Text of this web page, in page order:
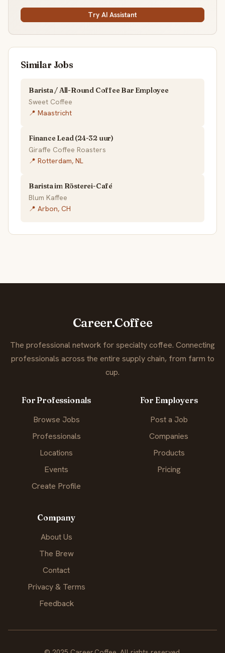
Try AI Assistant
Similar Jobs
Barista / All-Round Coffee Bar Employee
Sweet Coffee
📍 Maastricht
Finance Lead (24-32 uur)
Giraffe Coffee Roasters
📍 Rotterdam, NL
Barista im Rösterei-Café
Blum Kaffee
📍 Arbon, CH
Career.Coffee
The professional network for specialty coffee. Connecting
professionals across the entire supply chain, from farm to
cup.
For Professionals
Browse Jobs
Professionals
Locations
Events
Create Profile
For Employers
Post a Job
Companies
Products
Pricing
Company
About Us
The Brew
Contact
Privacy & Terms
Feedback